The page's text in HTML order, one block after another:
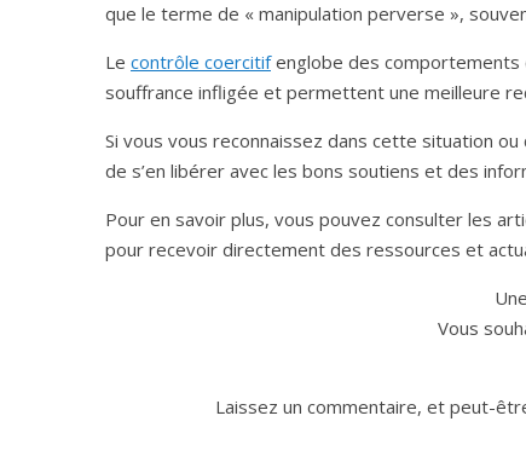
que le terme de « manipulation perverse »,
Le contrôle coercitifenglobe des comportements
souffrance infligée et permettent une meilleure
Si vous vous reconnaissez dans cette situation
de s’en libérer avec les bons soutiens et des
Pour en savoir plus, vous pouvez consulter les
pour recevoir directement des ressources et
Vous
Laissez un commentaire, et peut-